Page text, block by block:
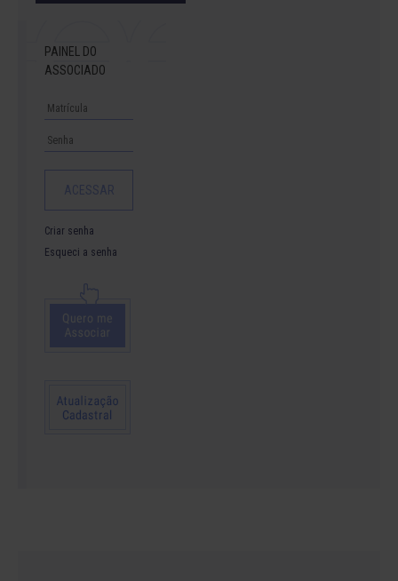
PAINEL DO
ASSOCIADO
Criar senha
Esqueci a senha